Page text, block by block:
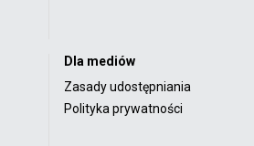
Dla mediów
Zasady udostępniania
Polityka prywatności